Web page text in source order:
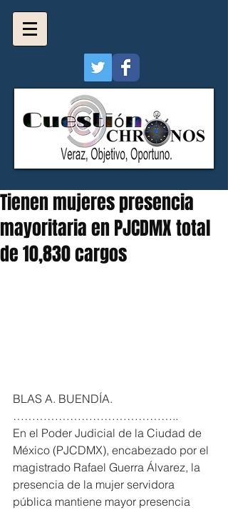
Tienen mujeres presencia
mayoritaria en PJCDMX total
de 10,830 cargos
BLAS A. BUENDÍA.
……………………………………..
En el Poder Judicial de la Ciudad de
México (PJCDMX), encabezado por el
magistrado Rafael Guerra Álvarez, la
presencia de la mujer servidora
pública mantiene mayor presencia